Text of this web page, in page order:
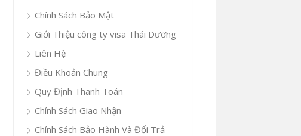
Chính Sách Bảo Mật
Giới Thiệu công ty visa Thái Dương
Liên Hệ
Điều Khoản Chung
Quy Định Thanh Toán
Chính Sách Giao Nhận
Chính Sách Bảo Hành Và Đổi Trả